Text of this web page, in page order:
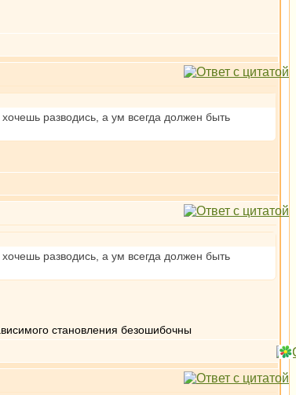
разводись, а ум всегда должен быть
разводись, а ум всегда должен быть
становления безошибочны